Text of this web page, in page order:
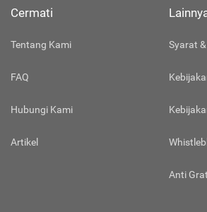
Cermati
Tentang Kami
FAQ
Hubungi Kami
Artikel
Syarat
Anti